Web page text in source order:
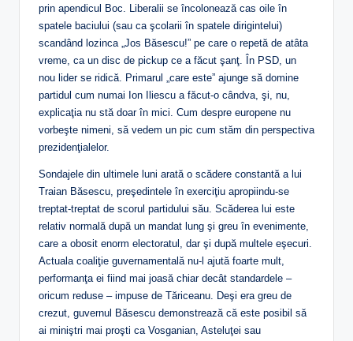
prin apendicul Boc. Liberalii se încolonează cas oile în
spatele baciului (sau ca şcolarii în spatele dirigintelui)
scandând lozinca „Jos Băsescu!” pe care o repetă de atâta
vreme, ca un disc de pickup ce a făcut şanţ. În PSD, un
nou lider se ridică. Primarul „care este” ajunge să domine
partidul cum numai Ion Iliescu a făcut-o cândva, şi, nu,
explicaţia nu stă doar în mici. Cum despre europene nu
vorbeşte nimeni, să vedem un pic cum stăm din perspectiva
prezidenţialelor.
Sondajele din ultimele luni arată o scădere constantă a lui
Traian Băsescu, preşedintele în exerciţiu apropiindu-se
treptat-treptat de scorul partidului său. Scăderea lui este
relativ normală după un mandat lung şi greu în evenimente,
care a obosit enorm electoratul, dar şi după multele eşecuri.
Actuala coaliţie guvernamentală nu-l ajută foarte mult,
performanţa ei fiind mai joasă chiar decât standardele –
oricum reduse – impuse de Tăriceanu. Deşi era greu de
crezut, guvernul Băsescu demonstrează că este posibil să
ai miniştri mai proşti ca Vosganian, Asteluţei sau